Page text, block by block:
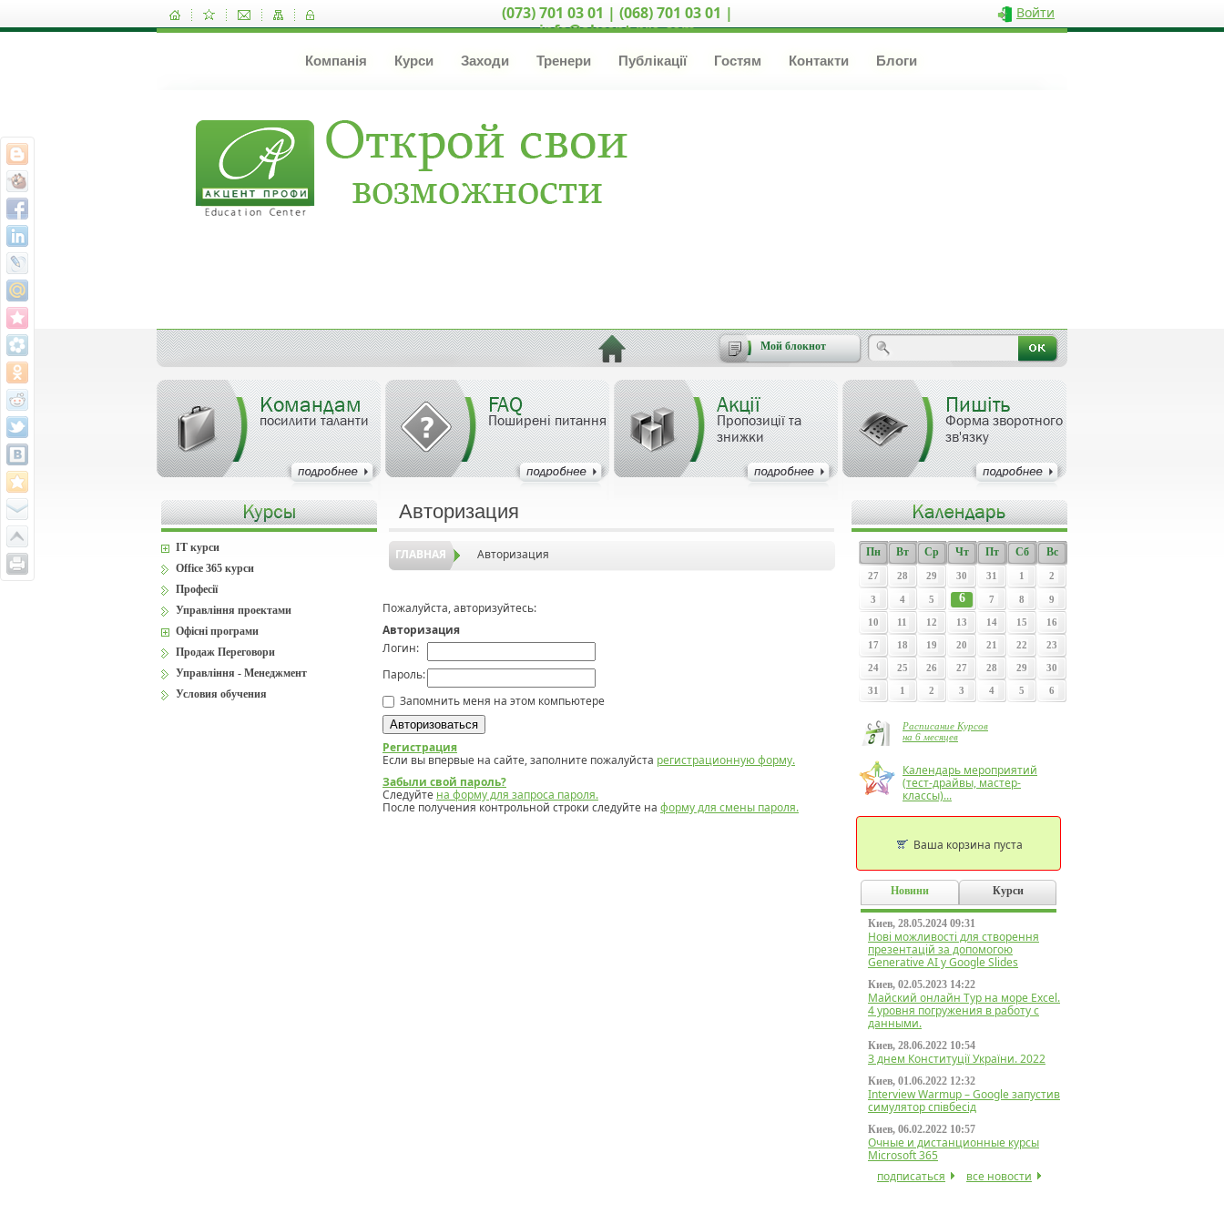
(073) 701 03 01 | (068) 701 03 01 |
info@akcent-pro.com
Войти
Компанія Курси Заходи Тренери Публікації Гостям Контакти Блоги
Мой блокнот
Командам
посилити таланти
FAQ
Поширені питання
Акції
Пропозиції та
знижки
Пишіть
Форма зворотного
зв'язку
Авторизация
ГЛАВНАЯ Авторизация
Пожалуйста, авторизуйтесь:
Авторизация
Логин:
Пароль:
Запомнить меня на этом компьютере
Регистрация
Если вы впервые на сайте, заполните пожалуйста регистрационную форму.
Забыли свой пароль?
Следуйте на форму для запроса пароля.
После получения контрольной строки следуйте на форму для смены пароля.
IT курси
Office 365 курси
Професії
Управління проектами
Офісні програми
Продаж Переговори
Управління - Менеджмент
Условия обучения
Пн Вт Ср Чт Пт Сб Вс
27 28 29 30 31 1 2
3 4 5 6 7 8 9
10 11 12 13 14 15 16
17 18 19 20 21 22 23
24 25 26 27 28 29 30
31 1 2 3 4 5 6
Расписание Курсов
на 6 месяцев
Календарь мероприятий
(тест-драйвы, мастер-
классы)...
Ваша корзина пуста
Новини Курси
Киев, 28.05.2024 09:31
Нові можливості для створення
презентацій за допомогою
Generative AI у Google Slides
Киев, 02.05.2023 14:22
Майский онлайн Тур на море Excel.
4 уровня погружения в работу с
данными.
Киев, 28.06.2022 10:54
З днем Конституції України. 2022
Киев, 01.06.2022 12:32
Interview Warmup – Google запустив
симулятор співбесід
Киев, 06.02.2022 10:57
Очные и дистанционные курсы
Microsoft 365
подписаться
все новости